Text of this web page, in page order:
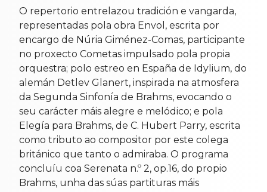
O repertorio entrelazou tradición e vangarda,
representadas pola obra Envol, escrita por
encargo de Núria Giménez-Comas, participante
no proxecto Cometas impulsado pola propia
orquestra; polo estreo en España de Idylium, do
alemán Detlev Glanert, inspirada na atmosfera
da Segunda Sinfonía de Brahms, evocando o
seu carácter máis alegre e melódico; e pola
Elegía para Brahms, de C. Hubert Parry, escrita
como tributo ao compositor por este colega
británico que tanto o admiraba. O programa
concluíu coa Serenata n.º 2, op.16, do propio
Brahms, unha das súas partituras máis